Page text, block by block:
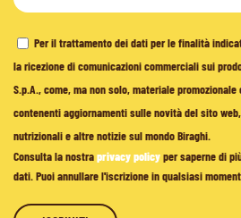
Per il trattamento dei dati per le finalità
la ricezione di comunicazioni commerciali sui
S.p.A., come, ma non solo, materiale
contenenti aggiornamenti sulle novità del sito
nutrizionali e altre notizie sul mondo Biraghi.
Consulta la nostraprivacy policyper saperne di
dati. Puoi annullare l'iscrizione in qualsiasi